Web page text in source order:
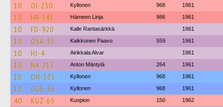
10 OI-250 Kyllonen 968 1961
10 HR-545 Hämeen Linja 986 1961
10 FD-920 Kalle Rantasärkkä 1961
10 OSA-35 Kaikkonen Paavo 559 1961
10 HJ-4 Airikkala Alvar 1961
10 NA-217 Anton Mäntylä 264 1961
10 ON-535 Kyllonen 968 1961
10 OGE-36 Kyllonen 968 1961
40 KUZ-65 Kuopion 150 1962